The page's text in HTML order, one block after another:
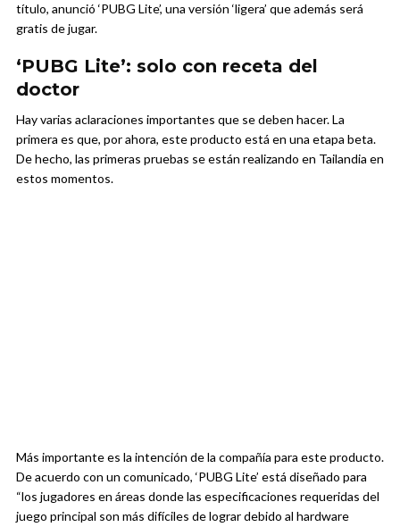
título, anunció ‘PUBG Lite’, una versión ‘ligera’ que además será
gratis de jugar.
‘PUBG Lite’: solo con receta del
doctor
Hay varias aclaraciones importantes que se deben hacer. La
primera es que, por ahora, este producto está en una etapa beta.
De hecho, las primeras pruebas se están realizando en Tailandia en
estos momentos.
Más importante es la intención de la compañía para este producto.
De acuerdo con un comunicado, ‘PUBG Lite’ está diseñado para
“los jugadores en áreas donde las especificaciones requeridas del
juego principal son más difíciles de lograr debido al hardware